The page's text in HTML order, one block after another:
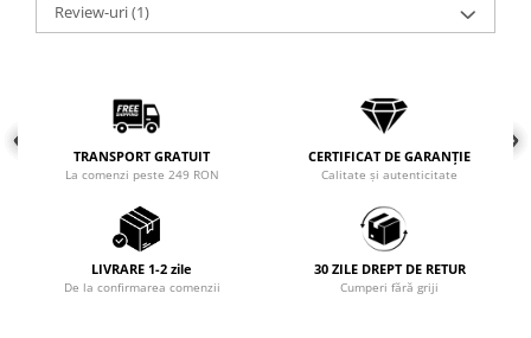
Review-uri(1)
TRANSPORT GRATUIT
La comenzi peste 249 RON
CERTIFICAT DE GARANȚIE
Calitate și autenticitate
LIVRARE 1-2 zile
De la confirmarea comenzii
30 ZILE DREPT DE RETUR
Cumperi fără griji